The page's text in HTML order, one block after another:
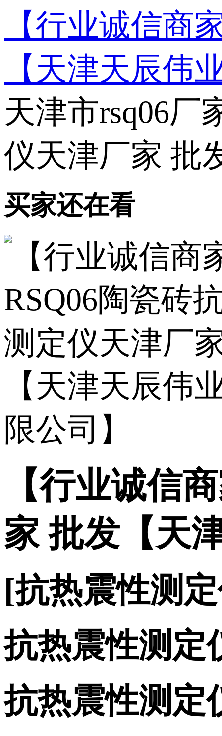
【行业诚信商
【天津天辰伟
天津市rsq06厂
仪天津厂家 批
买家还在看
【行业诚信
家 批发【天
[抗热震性测
抗热震性测定
抗热震性测定